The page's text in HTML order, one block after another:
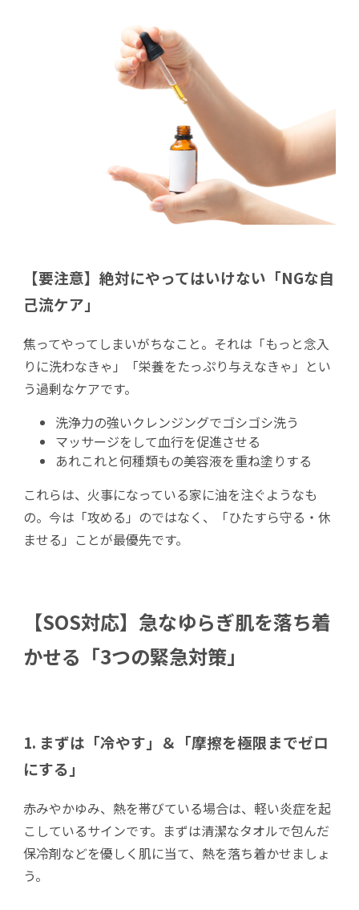
【要注意】絶対にやってはいけない「NGな自
己流ケア」
焦ってやってしまいがちなこと。それは「もっと念入
りに洗わなきゃ」「栄養をたっぷり与えなきゃ」とい
う過剰なケアです。
洗浄力の強いクレンジングでゴシゴシ洗う
マッサージをして血行を促進させる
あれこれと何種類もの美容液を重ね塗りする
これらは、火事になっている家に油を注ぐようなも
の。今は「攻める」のではなく、「ひたすら守る・休
ませる」ことが最優先です。
【SOS対応】急なゆらぎ肌を落ち着
かせる「3つの緊急対策」
1. まずは「冷やす」＆「摩擦を極限までゼロ
にする」
赤みやかゆみ、熱を帯びている場合は、軽い炎症を起
こしているサインです。まずは清潔なタオルで包んだ
保冷剤などを優しく肌に当て、熱を落ち着かせましょ
う。